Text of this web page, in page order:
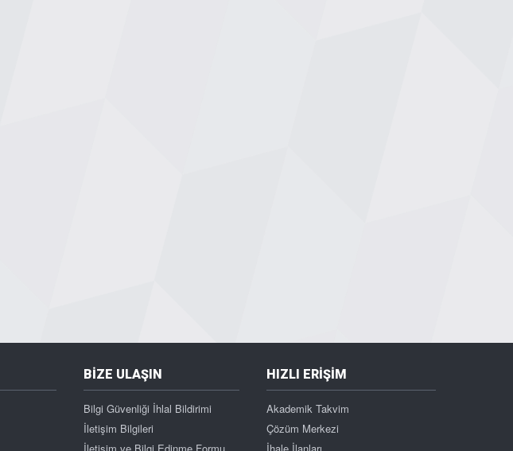
BİZE ULAŞIN
Bilgi Güvenliği İhlal Bildirimi
İletişim Bilgileri
HIZLI ERİŞİM
Akademik Takvim
Çözüm Merkezi